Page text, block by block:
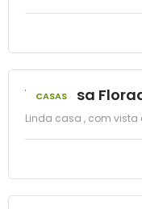
CASAS
14 - Casa
Linda casa , com vista